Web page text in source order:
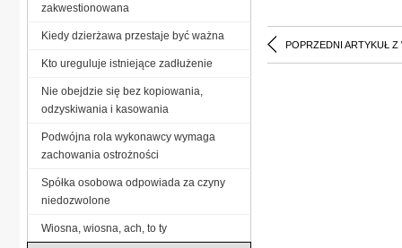
POPRZEDNI ARTYKUŁ Z
zakwestionowana
Kiedy dzierżawa przestaje być ważna
Kto ureguluje istniejące zadłużenie
Nie obejdzie się bez kopiowania,
odzyskiwania i kasowania
Podwójna rola wykonawcy wymaga
zachowania ostrożności
Spółka osobowa odpowiada za czyny
niedozwolone
Wiosna, wiosna, ach, to ty